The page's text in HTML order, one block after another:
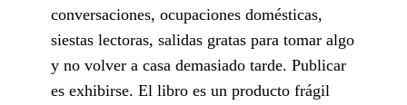
conversaciones, ocupaciones domésticas,
siestas lectoras, salidas gratas para tomar algo
y no volver a casa demasiado tarde. Publicar
es exhibirse. El libro es un producto frágil